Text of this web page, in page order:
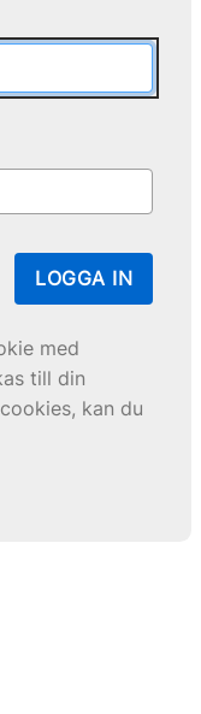
LOGGA IN
med
till din
kan du